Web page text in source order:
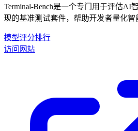
Terminal-Bench是一个专门用于评估AI
现的基准测试套件，帮助开发者量化智
模型评分排行
访问网站